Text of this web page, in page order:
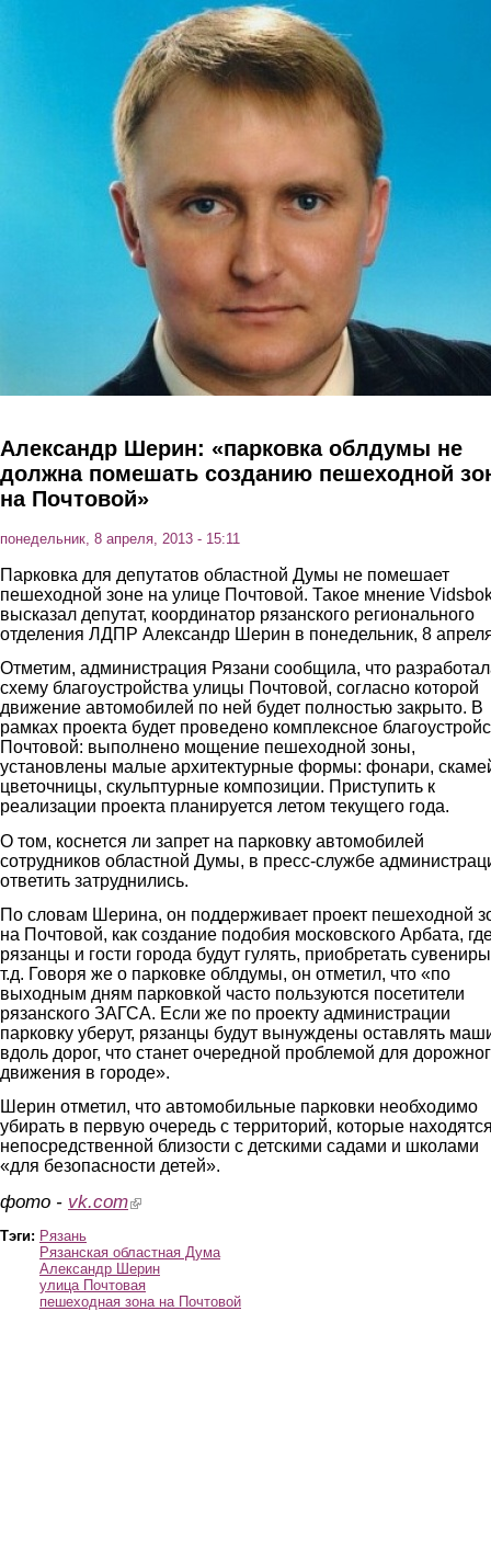
Перейти к основному содержанию
Александр Шерин: «парковка облдумы не
должна помешать созданию пешеходной
на Почтовой»
понедельник, 8 апреля, 2013 - 15:11
Парковка для депутатов областной Думы не помешает
пешеходной зоне на улице Почтовой. Такое мнение
высказал депутат, координатор рязанского регионального
отделения ЛДПР Александр Шерин в понедельник, 8
Отметим, администрация Рязани сообщила, что
схему благоустройства улицы Почтовой, согласно которой
движение автомобилей по ней будет полностью закрыто. В
рамках проекта будет проведено комплексное
Почтовой: выполнено мощение пешеходной зоны,
установлены малые архитектурные формы: фонари,
цветочницы, скульптурные композиции. Приступить к
реализации проекта планируется летом текущего года.
О том, коснется ли запрет на парковку автомобилей
сотрудников областной Думы, в пресс-службе
ответить затруднились.
По словам Шерина, он поддерживает проект пешеходной
на Почтовой, как создание подобия московского Арбата,
рязанцы и гости города будут гулять, приобретать
т.д. Говоря же о парковке облдумы, он отметил, что «по
выходным дням парковкой часто пользуются посетители
рязанского ЗАГСА. Если же по проекту администрации
парковку уберут, рязанцы будут вынуждены оставлять
вдоль дорог, что станет очередной проблемой для
движения в городе».
Шерин отметил, что автомобильные парковки необходимо
убирать в первую очередь с территорий, которые
непосредственной близости с детскими садами и школами
«для безопасности детей».
фото - vk.com(link is external)
Тэги: Рязань
Рязанская областная Дума
Александр Шерин
улица Почтовая
пешеходная зона на Почтовой